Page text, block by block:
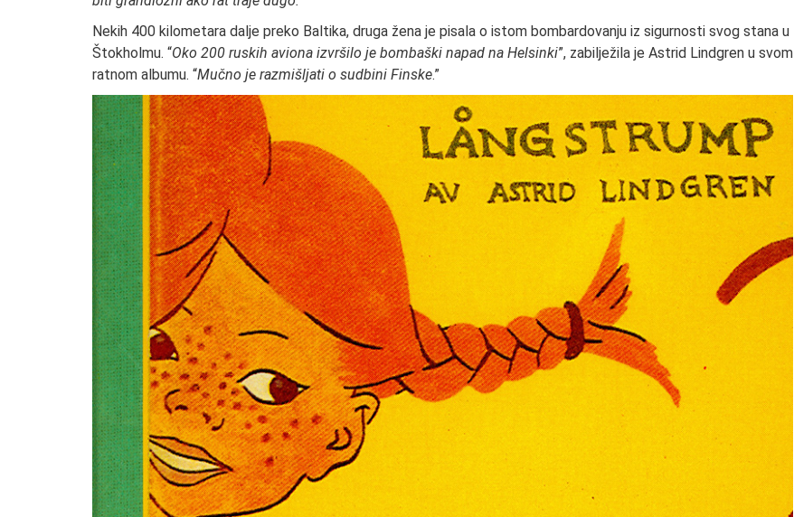
Nekih 400 kilometara dalje preko Baltika, druga žena je pisala o istom bombardovanju iz sigurnosti svog stana u
Štokholmu. “Oko 200 ruskih aviona izvršilo je bombaški napad na Helsinki”, zabilježila je Astrid Lindgren u svom
ratnom albumu. “Mučno je razmišljati o sudbini Finske.”